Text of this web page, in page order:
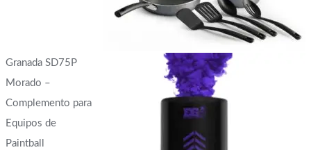
Granada SD75P
Morado –
Complemento para
Equipos de
Paintball